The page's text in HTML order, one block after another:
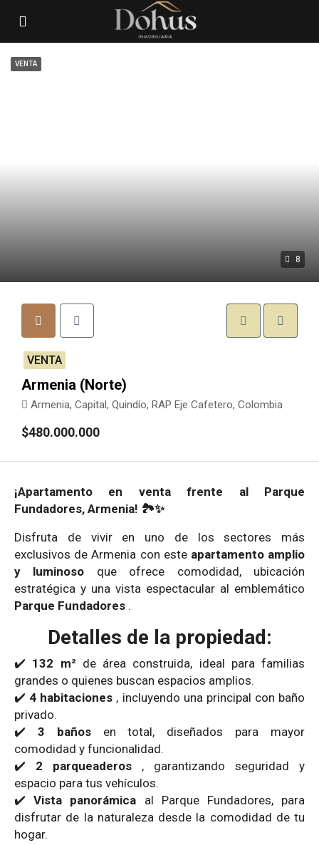
8
VENTA
VENTA
Armenia (Norte)
Armenia, Capital, Quindío, RAP Eje Cafetero, Colombia
$480.000.000
¡Apartamento en venta frente al Parque
Fundadores, Armenia! 🏞️✨
Disfruta de vivir en uno de los sectores más
exclusivos de Armenia con este apartamento amplio
y luminoso que ofrece comodidad, ubicación
estratégica y una vista espectacular al emblemático
Parque Fundadores .
Detalles de la propiedad:
✔️ 132 m²de área construida, ideal para familias
grandes o quienes buscan espacios amplios.
✔️ 4 habitaciones , incluyendo una principal con baño
privado.
✔️ 3 bañosen total, diseñados para mayor
comodidad y funcionalidad.
✔️ 2 parqueaderos , garantizando seguridad y
espacio para tus vehículos.
✔️Vista panorámica al Parque Fundadores, para
disfrutar de la naturaleza desde la comodidad de tu
hogar.